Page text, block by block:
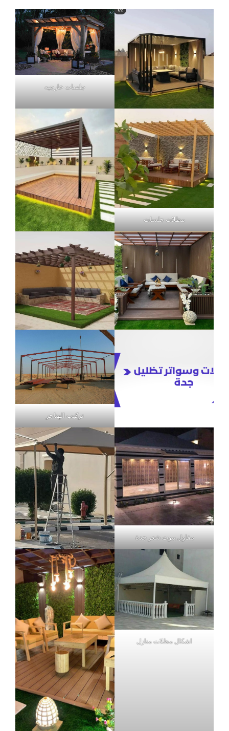
جلسات خارجيه
مظلات جلسات
تركيب الهناجر
مقاول بيوت شعر جدة
اشكال مظلات منازل